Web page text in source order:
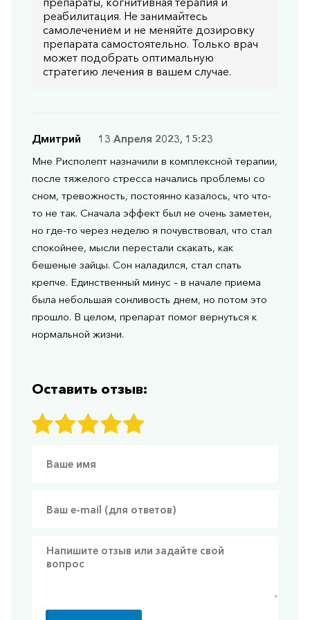
реабилитация. Не занимайтесь
самолечением и не меняйте дозировку
препарата самостоятельно. Только врач
может подобрать оптимальную
стратегию лечения в вашем случае.
Дмитрий
13 Апреля 2023, 15:23
Мне Рисполепт назначили в комплексной терапии,
после тяжелого стресса начались проблемы со
сном, тревожность, постоянно казалось, что что-
то не так. Сначала эффект был не очень заметен,
но где-то через неделю я почувствовал, что стал
спокойнее, мысли перестали скакать, как
бешеные зайцы. Сон наладился, стал спать
крепче. Единственный минус – в начале приема
была небольшая сонливость днем, но потом это
прошло. В целом, препарат помог вернуться к
нормальной жизни.
Оставить отзыв: